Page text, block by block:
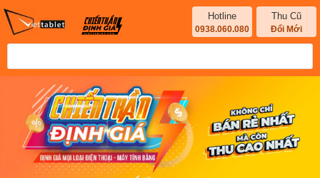
Hotline
0938.060.080
Thu Cũ
Đổi Mới